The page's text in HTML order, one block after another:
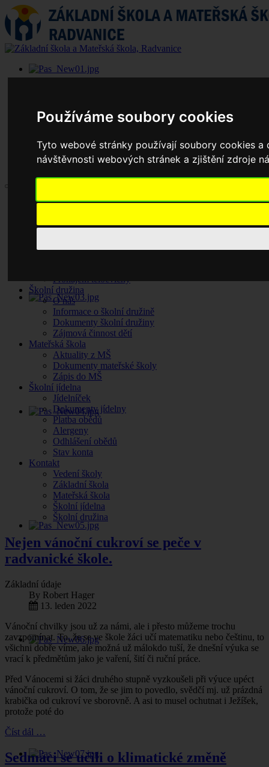
Používáme soubory cookies
Tyto webové stránky používají soubory cookies a
návštěvnosti webových stránek a zjištění zdroje
Aktuality
Historie školy
Pronájem tělocvičny
Školní družina
O nás
Informace o školní družině
Dokumenty školní družiny
Zájmová činnost dětí
Mateřská škola
Aktuality z MŠ
Dokumenty mateřské školy
Zápis do MŠ
Školní jídelna
Jídelníček
Dokumenty jídelny
Platba obědů
Alergeny
Odhlášení obědů
Stav konta
Kontakt
Vedení školy
Základní škola
Mateřská škola
Školní jídelna
Školní družina
Nejen vánoční cukroví se peče v
radvanické škole.
Základní údaje
By Robert Hager
13. leden 2022
Vánoční chvilky jsou už za námi, ale i přesto můžeme trochu
zavzpomínat. To, že se ve škole žáci učí matematiku nebo češtinu, to
všichni dobře víme, ale možná už málokdo tuší, že dnešní výuka se
vrací k předmětům jako je vaření, šití či ruční práce.
Před Vánocemi si žáci druhého stupně vyzkoušeli při výuce upéct
vánoční cukroví. O tom, že se jim to povedlo, svědčí mj. už prázdná
krabička od cukroví ve sborovně. A asi to musel ochutnat i Ježíšek,
protože poté do
Číst dál …
Sedmáci se učili o klimatické změně